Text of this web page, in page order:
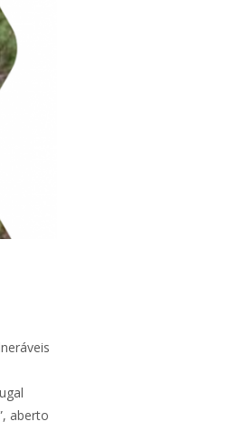
aberto